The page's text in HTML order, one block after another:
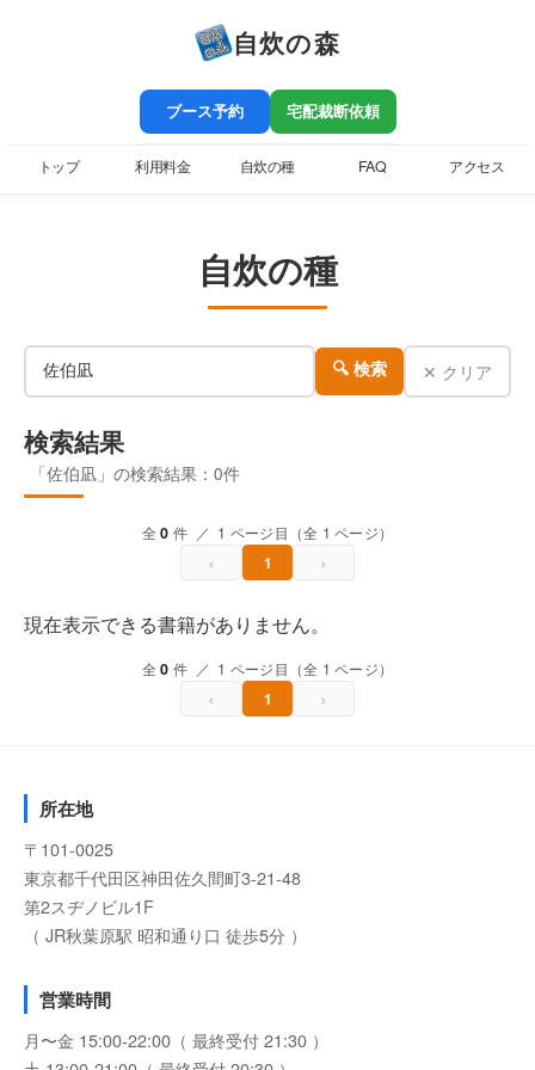
自炊の森
ブース予約 宅配裁断依頼
トップ 利用料金 自炊の種 FAQ アクセス
自炊の種
🔍 検索 ✕ クリア
検索結果
「佐伯凪」の検索結果：0件
全0 件 ／ 1 ページ目（全 1 ページ）
‹ 1 ›
現在表示できる書籍がありません。
全0 件 ／ 1 ページ目（全 1 ページ）
‹ 1 ›
所在地
〒101-0025
東京都千代田区神田佐久間町3-21-48
第2スヂノビル1F
（ JR秋葉原駅 昭和通り口 徒歩5分 ）
営業時間
月〜金 15:00-22:00（ 最終受付 21:30 ）